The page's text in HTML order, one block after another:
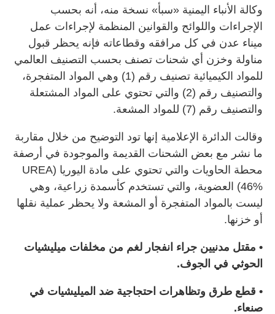
وكالة الأنباء اليمنية «سبأ» نسخة منه، أنه بحسب
الإجراءات واللوائح والقوانين المنظمة لإجراءات عمل
ميناء عدن في كل مرافقه وقطاعاته فإنه يحظر قبول
مناولة وخزن أي شحنات تصنف بحسب التصنيف العالمي
للمواد الكيميائية تصنيف رقم (1) وهي المواد المتفجرة،
والتصنيف رقم (2) والتي تحتوي على المواد المشتعلة
والتصنيف رقم (7) للمواد المشعة.
وقالت الدائرة الإعلامية إنها تود التوضيح من خلال مقاربة
ما نشر مع بعض الشحنات القديمة والموجودة في أرصفة
محطة الحاويات والتي تحتوي على مادة اليوريا (UREA
46%) العضوية، والتي تستخدم كأسمدة زراعية، وهي
ليست بالمواد المتفجرة أو المشعة ولا يحظر عملية نقلها
أو خزنها.
• مقتل مدنيين جراء انفجار لغم من مخلفات ميليشيات
الحوثي في الجوف.
• قطع طرق وتظاهرات احتجاجية ضد الميليشيات في
صنعاء.